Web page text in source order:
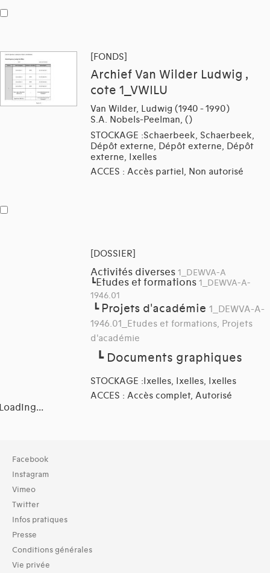
[FONDS]
Archief Van Wilder Ludwig ,
cote 1_VWILU
Van Wilder, Ludwig (1940 - 1990)
S.A. Nobels-Peelman, ()
STOCKAGE :Schaerbeek, Schaerbeek,
Dépôt externe, Dépôt externe, Dépôt
externe, Ixelles
ACCES : Accès partiel, Non autorisé
[DOSSIER]
Activités diverses 1_DEWVA-A
┗Etudes et formations 1_DEWVA-A-
1946.01
┗ Projets d'académie 1_DEWVA-A-
1946.01_Etudes et formations, Projets
d'académie
┗Documents graphiques
STOCKAGE :Ixelles, Ixelles, Ixelles
ACCES : Accès complet, Autorisé
Collection
TOUT (13)
Archives (13)
Typologies documents
Séries (activités) (2)
01-architecture domestique (26)
02-architecture agricole (11)
Facebook
Instagram
Vimeo
Twitter
Infos pratiques
Presse
Conditions générales
Vie privée